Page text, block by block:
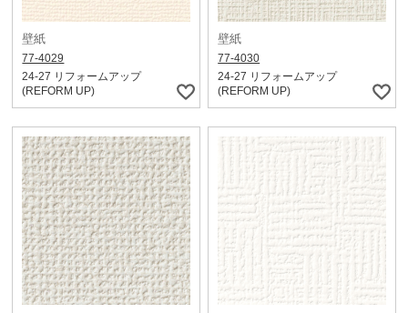
壁紙
77-4029
24-27 リフォームアップ
(REFORM UP)
壁紙
77-4030
24-27 リフォームアップ
(REFORM UP)